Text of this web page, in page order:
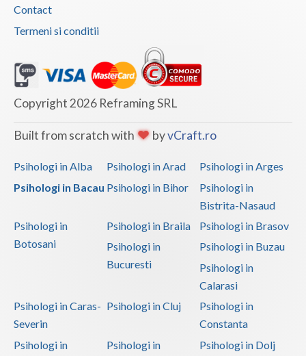
Contact
Termeni si conditii
Copyright 2026 Reframing SRL
Built from scratch with byvCraft.ro
Psihologi in Alba Psihologi in Arad
Psihologi in Arges
Psihologi in Bacau Psihologi in Bihor
Psihologi in
Bistrita-Nasaud
Psihologi in
Botosani
Psihologi in Braila
Psihologi in Brasov
Psihologi in
Bucuresti
Psihologi in Buzau
Psihologi in
Calarasi
Psihologi in Caras-
Severin
Psihologi in Cluj
Psihologi in
Constanta
Psihologi in
Psihologi in
Psihologi in Dolj